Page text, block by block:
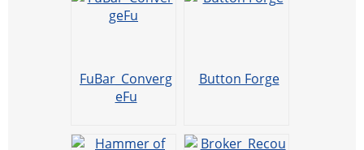
a
ni
ki
o
k
u
FuBar_Converg
eFu
Button Forge